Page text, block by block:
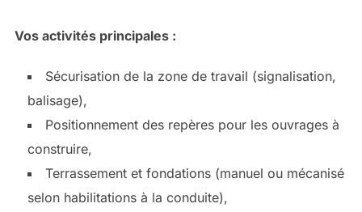
Vos activités principales :
Sécurisation de la zone de travail (signalisation,
balisage),
Positionnement des repères pour les ouvrages à
construire,
Terrassement et fondations (manuel ou mécanisé
selon habilitations à la conduite),